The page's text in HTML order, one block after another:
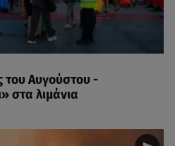
του Αυγούστου -
στα λιμάνια